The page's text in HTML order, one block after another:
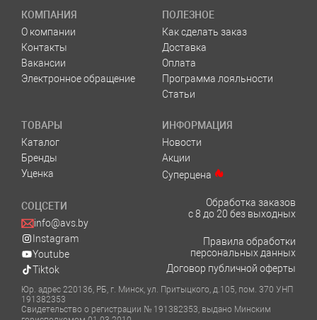
КОМПАНИЯ
О компании
Контакты
Вакансии
Электронное обращение
ПОЛЕЗНОЕ
Как сделать заказ
Доставка
Оплата
Программа лояльности
Статьи
ТОВАРЫ
Каталог
Бренды
Уценка
ИНФОРМАЦИЯ
Новости
Акции
Суперцена
СОЦСЕТИ
info@avs.by
Instagram
Youtube
Tiktok
Обработка заказов
с 8 до 20 без выходных
Правила обработки
персональных данных
Договор публичной оферты
Юр. адрес 220136, РБ, г. Минск, ул. Притыцкого, д.105, пом. 370 УНП
191382353
Свидетельство о регистрации № 191382353, выдано Минским